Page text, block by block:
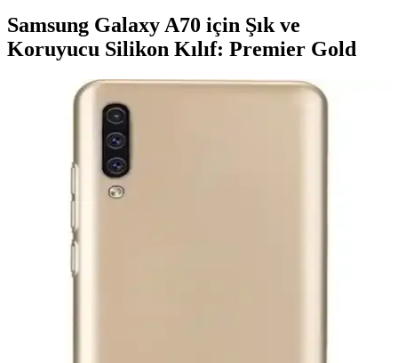
Samsung Galaxy A70 için Şık ve
Koruyucu Silikon Kılıf: Premier Gold